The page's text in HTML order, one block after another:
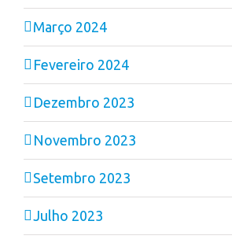
Março 2024
Fevereiro 2024
Dezembro 2023
Novembro 2023
Setembro 2023
Julho 2023